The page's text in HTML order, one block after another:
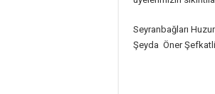
Seyranbağları
Şeyda Öner Şefkatli